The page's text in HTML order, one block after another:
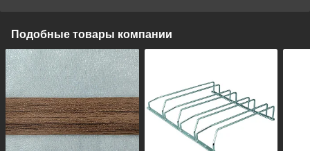
Подобные товары компании